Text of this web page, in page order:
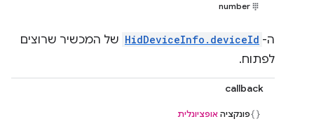
number
ה- HidDeviceInfo.deviceId של המכשיר שרוצים
לפתוח.
callback
פונקציה אופציונלית